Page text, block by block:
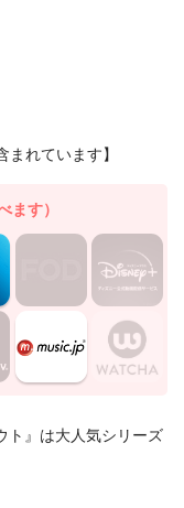
れています】
ます）
ト』は大人気シリーズ